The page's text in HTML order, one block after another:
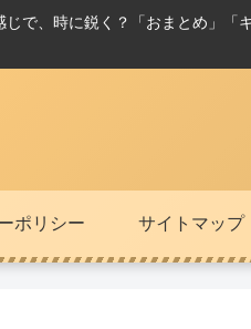
で、時に鋭く？「おまとめ」「
ポリシー サイトマップ